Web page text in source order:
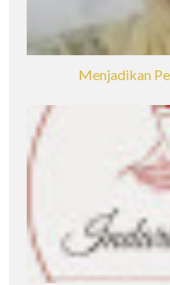
Menjadikan